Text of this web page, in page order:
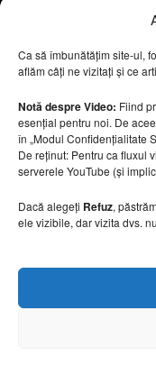
Ca să îmbunătățim site-ul,
aflăm câți ne vizitați și ce
Notă despre Video: Fiind
esențial pentru noi. De
în „Modul Confidențialitate
De reținut: Pentru ca fluxul
serverele YouTube (și
Dacă alegeți Refuz,
ele vizibile, dar vizita dvs.
Secretele construirii
6 august 2026
Cum amenajezi